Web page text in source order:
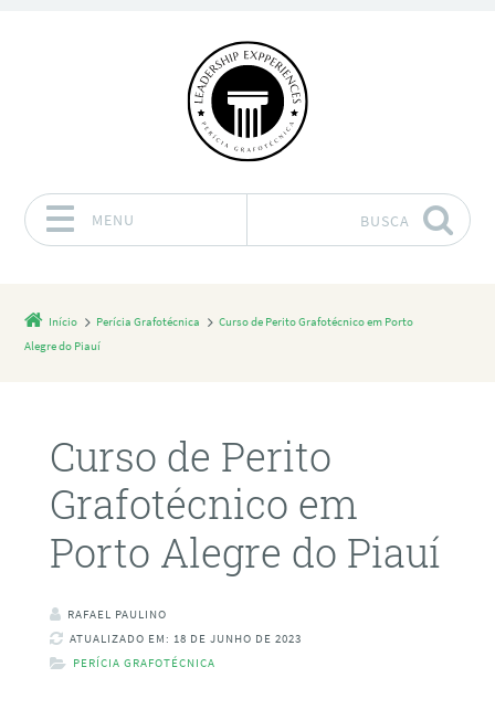
MENU BUSCA
Início Perícia Grafotécnica
Curso de Perito Grafotécnico em Porto
Alegre do Piauí
Curso de Perito
Grafotécnico em
Porto Alegre do Piauí
RAFAEL PAULINO
ATUALIZADO EM: 18 DE JUNHO DE 2023
PERÍCIA GRAFOTÉCNICA